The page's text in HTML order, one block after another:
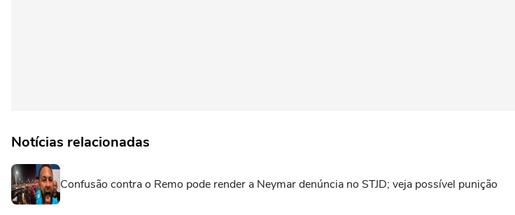
Notícias relacionadas
Confusão contra o Remo pode render a Neymar denúncia no STJD; veja possível punição